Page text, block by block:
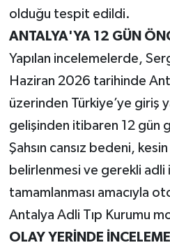
olduğu tespit edildi.
ANTALYA'YA 12 GÜN
Yapılan incelemelerde,
Haziran 2026 tarihinde
üzerinden Türkiye’ye giriş
gelişinden itibaren 12 gün
Şahsın cansız bedeni,
belirlenmesi ve gerekli adli
tamamlanması amacıyla
Antalya Adli Tıp Kurumu
OLAY YERİNDE